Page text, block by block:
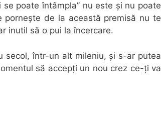
poate întâmpla” nu este și nu poate
de la această premisă nu te
inutil să o pui la încercare.
secol, într-un alt mileniu, și s-ar putea
să accepți un nou crez ce-ți va